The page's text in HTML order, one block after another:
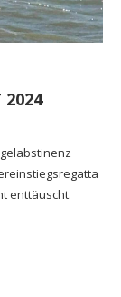
2024
enttäuscht.